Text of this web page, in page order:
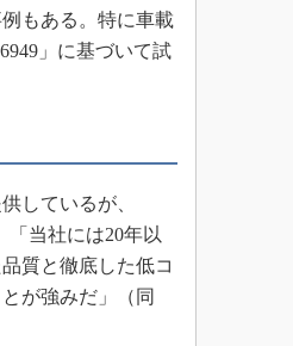
もある。特に車載
」に基づいて試
しているが、
「当社には20年以
質と徹底した低コ
が強みだ」（同